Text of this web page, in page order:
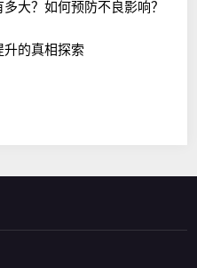
大？如何预防不良影响？
升的真相探索